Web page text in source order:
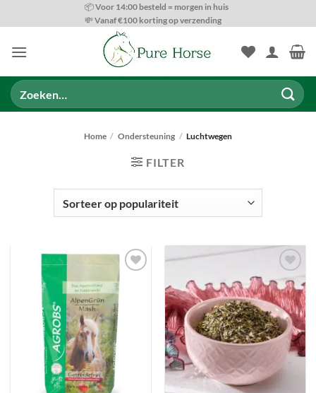
naar
📦 Voor 14:00 besteld = morgen in huis
💸 Vanaf €100 korting op verzending
Zoeken
naar:
Home / Ondersteuning / Luchtwegen
FILTER
PRODUCT CATEGORIEËN
BESCHIKBAARHEID
PRODUCT GEWICHT
Toevoegen
aan
Toevoegen
aan
wenslijst